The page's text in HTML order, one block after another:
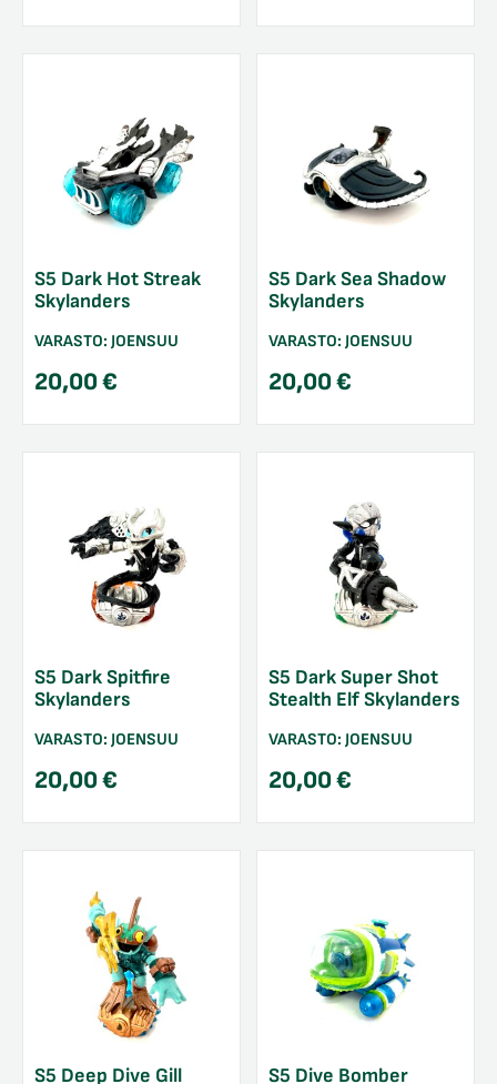
S5 Dark Hot Streak
Skylanders
VARASTO: JOENSUU
20,00€
S5 Dark Sea Shadow
Skylanders
VARASTO: JOENSUU
20,00€
S5 Dark Spitfire
Skylanders
VARASTO: JOENSUU
20,00€
S5 Dark Super Shot
Stealth Elf Skylanders
VARASTO: JOENSUU
20,00€
S5 Deep Dive Gill S5 Dive Bomber